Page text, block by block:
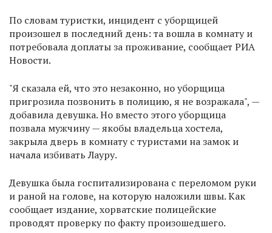
По словам туристки, инцидент с уборщицей
произошел в последний день: та вошла в комнату и
потребовала доплаты за проживание, сообщает РИА
Новости.
"Я сказала ей, что это незаконно, но уборщица
пригрозила позвонить в полицию, я не возражала", —
добавила девушка. Но вместо этого уборщица
позвала мужчину — якобы владельца хостела,
закрыла дверь в комнату с туристами на замок и
начала избивать Лауру.
Девушка была госпитализирована с переломом руки
и раной на голове, на которую наложили швы. Как
сообщает издание, хорватские полицейские
проводят проверку по факту произошедшего.